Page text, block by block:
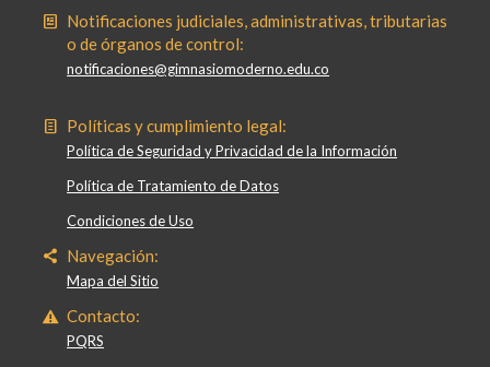
Notificaciones judiciales, administrativas, tributarias
o de órganos de control:
notificaciones@gimnasiomoderno.edu.co
Políticas y cumplimiento legal:
Política de Seguridad y Privacidad de la Información
Política de Tratamiento de Datos
Condiciones de Uso
Navegación:
Mapa del Sitio
Contacto:
PQRS